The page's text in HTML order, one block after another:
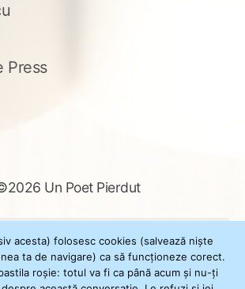
Press
Un Poet Pierdut
acesta) folosesc cookies (salvează niște
ta de navigare) ca să funcționeze corect.
roșie: totul va fi ca până acum și nu-ți